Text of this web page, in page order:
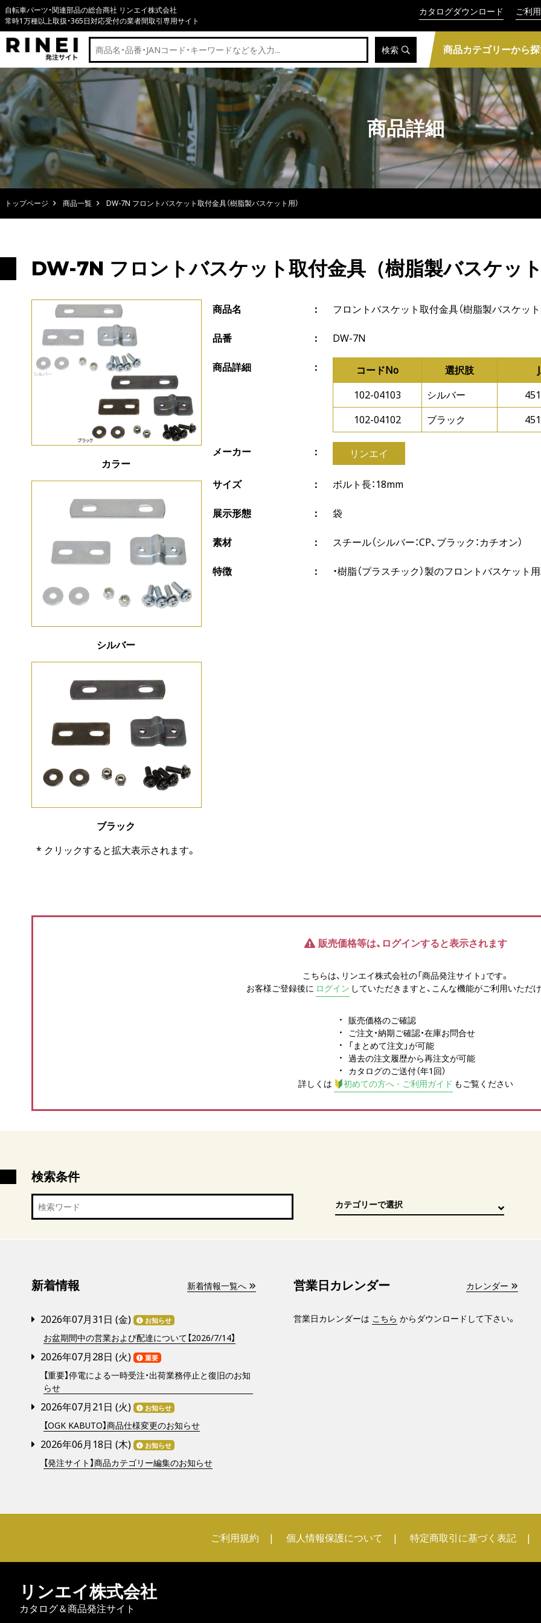
自転車パーツ・関連部品の総合商社 リンエイ株式会社
常時1万種以上取扱・365日対応受付の業者間取引専用サイト
カタログダウンロード ご利
検索 商品カテゴリーから
商品詳細
トップページ 商品一覧 DW-7N フロントバスケット取付金具（樹脂製バスケット用）
DW-7N フロントバスケット取付金具（樹脂製バスケッ
カラー
シルバー
ブラック
* クリックすると拡大表示されます。
商品名 フロントバスケット取付金具（樹脂製バスケット
品番 DW-7N
商品詳細 コードNo 選択肢
102-04103
シルバー
102-04102
ブラック
メーカー リンエイ
サイズ ボルト長：18mm
展示形態 袋
素材 スチール（シルバー：CP、ブラック：カチオン）
特徴 ・樹脂（プラスチック）製のフロントバスケット
販売価格等は、ログインすると表示されます
こちらは、リンエイ株式会社の「商品発注サイト」です。
お客様ご登録後に ログイン していただきますと、こんな機能がご利用いただ
販売価格のご確認
ご注文・納期ご確認・在庫お問合せ
「まとめて注文」が可能
過去の注文履歴から再注文が可能
カタログのご送付（年1回）
詳しくは
初めての方へ - ご利用ガイド もご覧ください
検索条件
新着情報 新着情報一覧へ
2026年07月31日 (金) お知らせ
お盆期間中の営業および配達について【2026/7/14】
2026年07月28日 (火) 重要
【重要】停電による一時受注・出荷業務停止と復旧のお知
らせ
2026年07月21日 (火) お知らせ
【OGK KABUTO】商品仕様変更のお知らせ
2026年06月18日 (木) お知らせ
【発注サイト】商品カテゴリー編集のお知らせ
営業日カレンダー カレンダー
営業日カレンダーは こちら からダウンロードして下さい。
ご利用規約 個人情報保護について 特定商取引に基づく表記
リンエイ株式会社
カタログ＆商品発注サイト